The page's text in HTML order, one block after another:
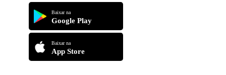
Baixar na
Google Play
Baixar na
App Store